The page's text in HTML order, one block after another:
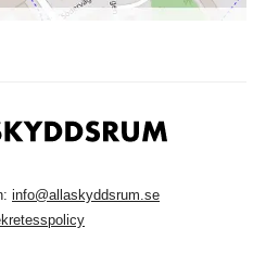
info@allaskyddsrum.se